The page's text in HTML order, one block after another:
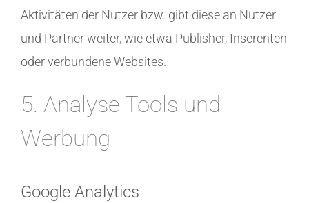
Aktivitäten der Nutzer bzw. gibt diese an Nutzer
und Partner weiter, wie etwa Publisher, Inserenten
oder verbundene Websites.
5. Analyse Tools und
Werbung
Google Analytics